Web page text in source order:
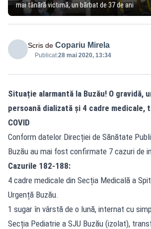
mai tânără victimă, un bărbat de 37 de ani
Scris de Copariu Mirela
Publicat:28 mai 2020, 13:34
Situație alarmantă la Buzău! O gravidă,
persoană dializată și 4 cadre
COVID
Conform datelor Direcției de Sănătate
Buzău au mai fost confirmate 7 cazuri de
Cazurile 182-188:
4 cadre medicale din Secția Medicală a
Urgență Buzău.
1 sugar în vârstă de o lună, internat cu
Secția Pediatrie a SJU Buzău (izolat),